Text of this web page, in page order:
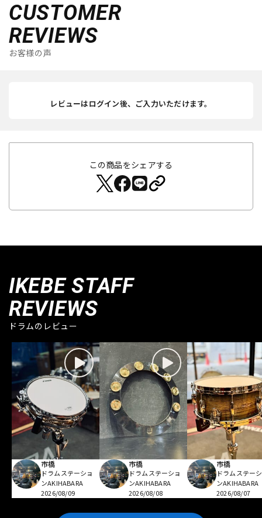
CUSTOMER
REVIEWS
お客様の声
レビューはログイン後、ご入力いただけます。
この商品をシェアする
IKEBE STAFF
REVIEWS
ドラムのレビュー
市橋
ドラムステーショ
ンAKIHABARA
2026/08/09
市橋
ドラムステーショ
ンAKIHABARA
2026/08/08
市橋
ドラムステー
ンAKIHABARA
2026/08/07